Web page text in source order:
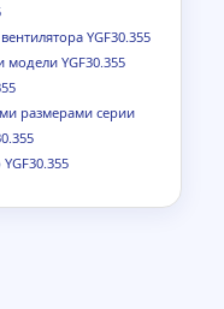
YGF30.355
модели YGF30.355
размерами серии